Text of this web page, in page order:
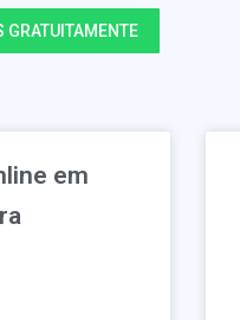
GRATUITAMENTE
em